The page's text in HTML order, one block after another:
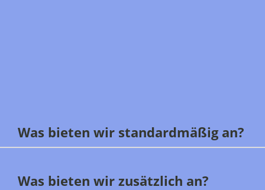
Was bieten wir standardmäßig an?
Was bieten wir zusätzlich an?